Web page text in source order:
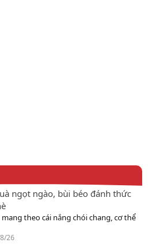
ngọt ngào, bùi béo đánh thức
theo cái nắng chói chang, cơ thể
26